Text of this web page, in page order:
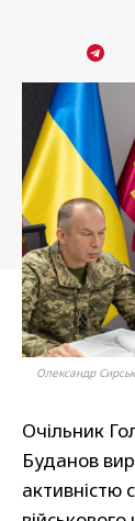
Олександр
Очільник
Буданов
активністю